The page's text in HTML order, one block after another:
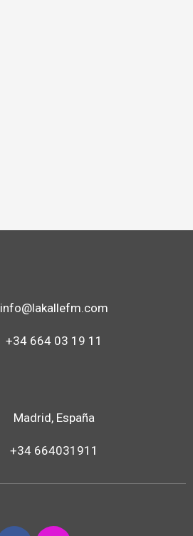
info@lakallefm.com
+34 664 03 19 11
Madrid, España
+34 664031911